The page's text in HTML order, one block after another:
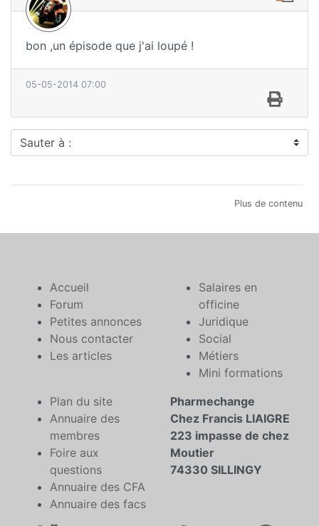
bon ,un épisode que j'ai loupé !
05-05-2014 07:00
Sauter à :
Plus de contenu
Accueil
Forum
Petites annonces
Nous contacter
Les articles
Salaires en
officine
Juridique
Social
Métiers
Mini formations
Plan du site
Annuaire des
membres
Foire aux
questions
Annuaire des CFA
Annuaire des facs
Pharmechange
Chez Francis LIAIGRE
223 impasse de chez
Moutier
74330 SILLINGY